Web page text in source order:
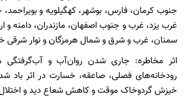
جنوب کرمان، فارس، بوشهر، کهگیلویه و بویراحمد،
غرب یزد، غرب و جنوب اصفهان، مازندران، دامنه و
سمنان، غرب و شرق و شمال هرمزگان و نوار شرقی
اثر مخاطره: جاری شدن روان‌آب و آب‌گرفتگی
رودخانه‌های فصلی، صاعقه، خسارت در اثر باد
خیزش گردوخاک موقت و کاهش شعاع دید و